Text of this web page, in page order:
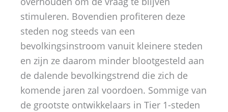
stimuleren. Bovendien profiteren deze
steden nog steeds van een
bevolkingsinstroom vanuit kleinere steden
en zijn ze daarom minder blootgesteld aan
de dalende bevolkingstrend die zich de
komende jaren zal voordoen. Sommige van
de grootste ontwikkelaars in Tier 1-steden